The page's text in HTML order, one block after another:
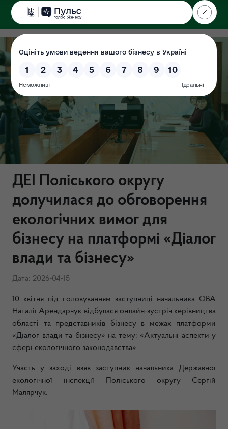
ДЕРЖЕКОІНСПЕКЦІЯ
Поліського округу
ДЕІ Поліського округу
долучилася до обговорення
екологічних вимог для
бізнесу на платформі «Діалог
влади та бізнесу»
Дата: 2026-04-15
10 квітня під головуванням заступниці начальника ОВА
Наталії Арендарчук відбулася онлайн-зустріч керівництва
області та представників бізнесу в межах платформи
«Діалог влади та бізнесу» на тему: «Актуальні аспекти у
сфері екологічного законодавства».
Участь у заході взяв заступник начальника Державної
екологічної інспекції Поліського округу Сергій
Малярчук.